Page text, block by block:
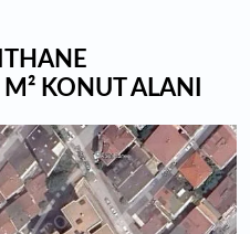
KONUT ALANI